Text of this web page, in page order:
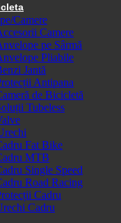
Camere
Camere
pe Sârmă
Pliabile
Jantă
Antipana
de Bicicletă
Tubeless
Fat Bike
MTB
Single Speed
Road Racing
Cadru
Cadru